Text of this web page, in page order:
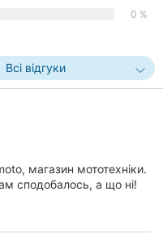
0 %
Всі відгуки
магазин мототехніки.
сподобалось, а що ні!
зр...